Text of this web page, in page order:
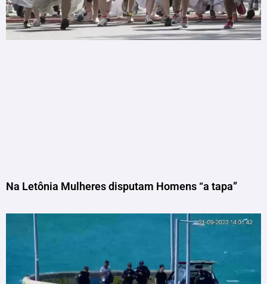
Na Letônia Mulheres disputam Homens “a tapa”